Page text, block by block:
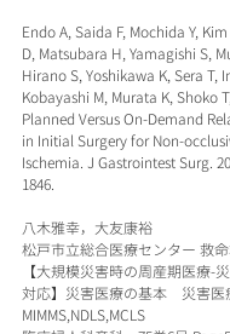
Endo A, Saida F, Mochida Y,
D, Matsubara H, Yamagishi S,
Hirano S, Yoshikawa K, Sera T,
Kobayashi M, Murata K, Shoko
Planned Versus On-Demand
in Initial Surgery for Non-
Ischemia. J Gastrointest Surg.
1846.
八木雅幸，大友康裕
松戸市立総合医療センター 救
【大規模災害時の周産期医療-
対応】災害医療の基本　災害
MIMMS,NDLS,MCLS